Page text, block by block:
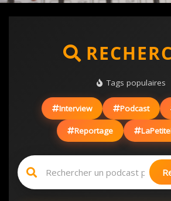
Tags populaires
Interview Podcast
Reportage